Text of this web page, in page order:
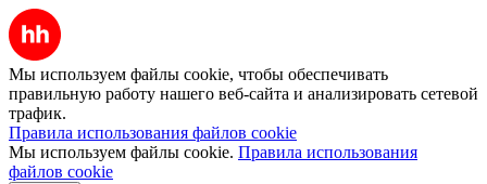
Мы используем файлы cookie, чтобы обеспечивать
правильную работу нашего веб-сайта и анализировать сетевой
трафик.
Правила использования файлов cookie
Мы используем файлы cookie. Правила использования
файлов cookie